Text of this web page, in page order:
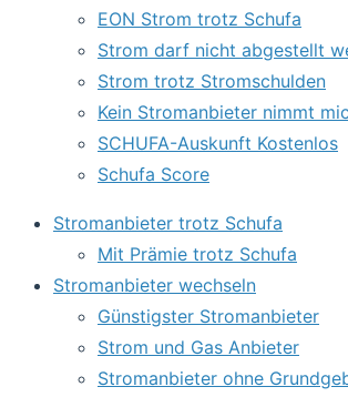
EON Strom trotz Schufa
Strom darf nicht abgestellt
Strom trotz Stromschulden
Kein Stromanbieter nimmt
SCHUFA-Auskunft Kostenlos
Schufa Score
Stromanbieter trotz Schufa
Mit Prämie trotz Schufa
Stromanbieter wechseln
Günstigster Stromanbieter
Strom und Gas Anbieter
Stromanbieter ohne